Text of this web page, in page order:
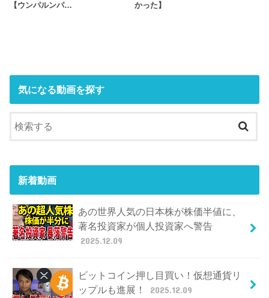
【ウンパルンパ…
かった】
気になる動画を探す
新着動画
あの世界人気の日本株が株価半値に、
著名投資家が個人投資家へ警告
2025.12.09
ビットコイン押し目買い！仮想通貨リ
ップルも進展！
2025.12.09